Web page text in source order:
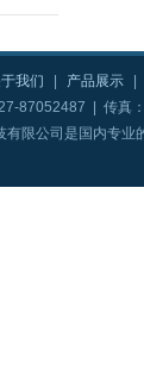
我们 产品展示
87052487 | 传真
有限公司是国内专业